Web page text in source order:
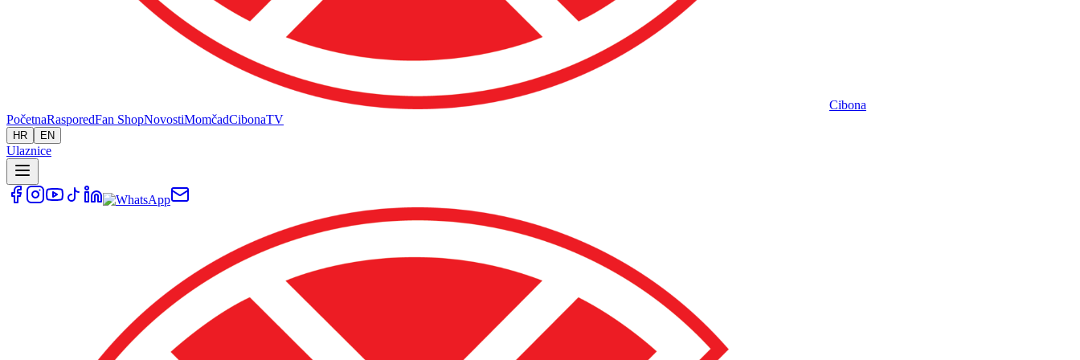
Cibona
PočetnaRasporedFan ShopNovostiMomčadCibonaTV
HR EN
Ulaznice